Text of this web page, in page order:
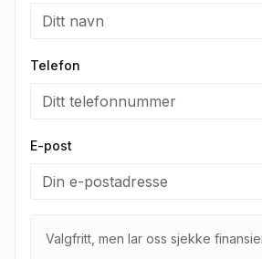
Telefon
E-post
Valgfritt, men lar oss sjekke